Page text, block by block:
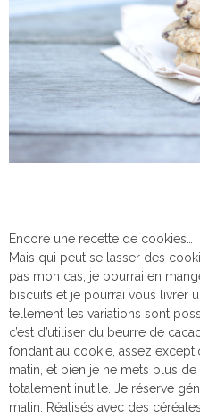
Encore une recette de cookies…
Mais qui peut se lasser des
pas mon cas, je pourrai en
biscuits et je pourrai vous livrer
tellement les variations sont
c’est d’utiliser du beurre de
fondant au cookie, assez
matin, et bien je ne mets plus de
totalement inutile. Je réserve
matin. Réalisés avec des